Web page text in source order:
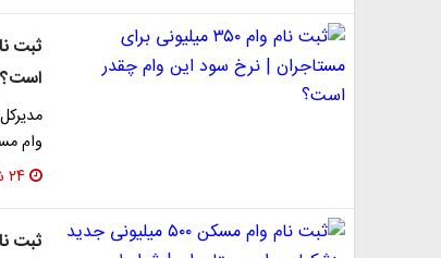
است؟
وام
۲۴ شهریور ۱۴۰۳